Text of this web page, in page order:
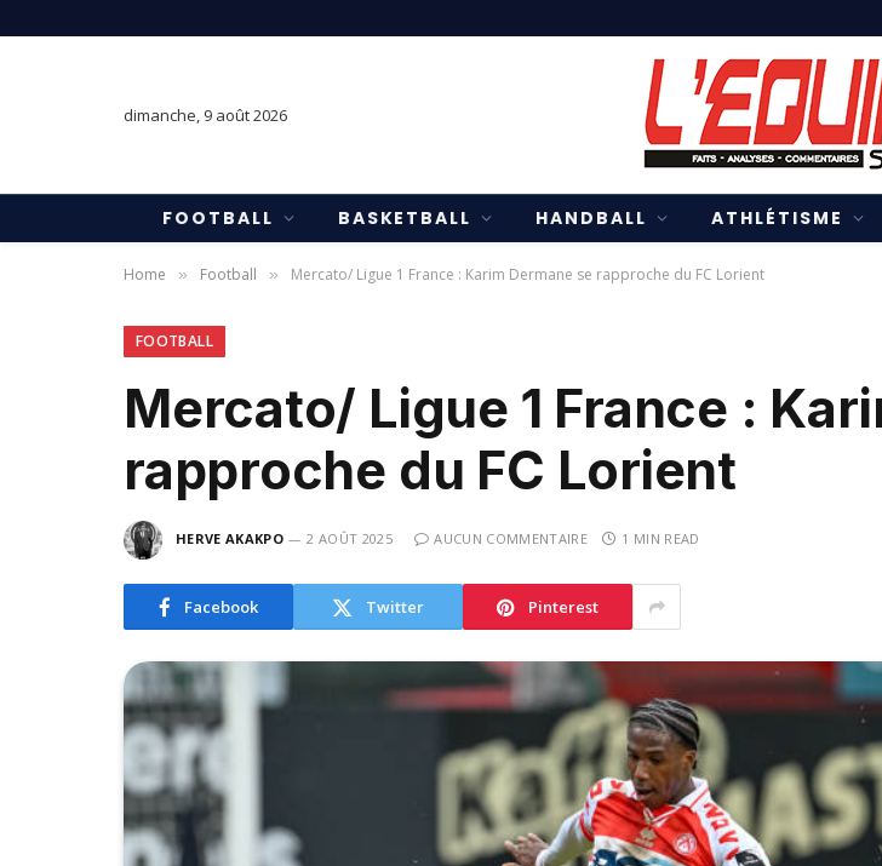
dimanche, 9 août 2026
FOOTBALL BASKETBALL HANDBALL ATHLÉTISME
Home » Football » Mercato/ Ligue 1 France : Karim Dermane se rapproche du FC Lorient
FOOTBALL
Mercato/ Ligue 1 France :
rapproche du FC Lorient
HERVE AKAKPO 2 AOÛT 2025 AUCUN COMMENTAIRE 1 MIN READ
Facebook Twitter Pinterest